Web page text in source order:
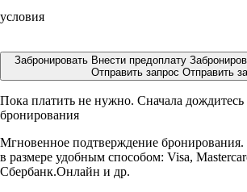
условия
Забронировать Внести предоплату
Отправить запрос Отправить
Пока платить не нужно. Сначала
бронирования
Мгновенное подтверждение бронирования.
в размере удобным способом: Visa,
Сбербанк.Онлайн и др.